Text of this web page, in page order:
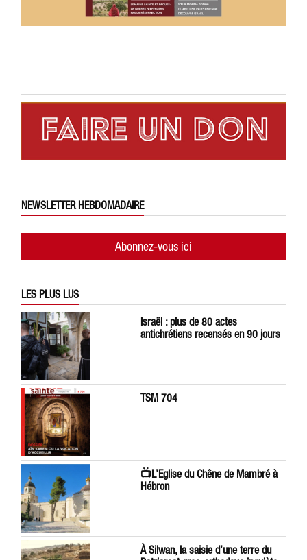
NEWSLETTER HEBDOMADAIRE
Abonnez-vous ici
LES PLUS LUS
Israël : plus de 80 actes
antichrétiens recensés en 90 jours
TSM 704
📺L’Eglise du Chêne de Mambré à
Hébron
À Silwan, la saisie d’une terre du